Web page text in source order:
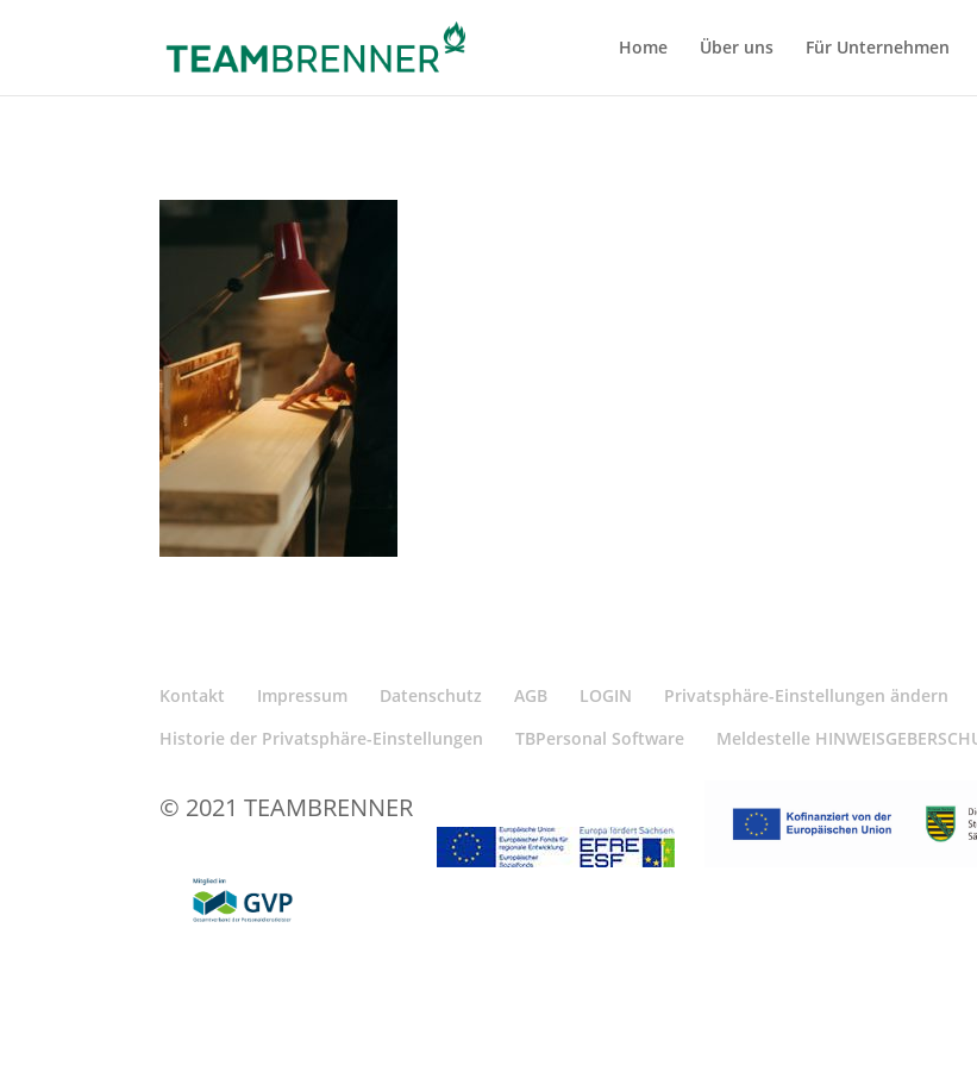
Home Über uns Für Unternehmen
Kontakt Impressum Datenschutz AGB LOGIN Privatsphäre-Einstellungen ändern
Historie der Privatsphäre-Einstellungen
TBPersonal Software Meldestelle
© 2021 TEAMBRENNER